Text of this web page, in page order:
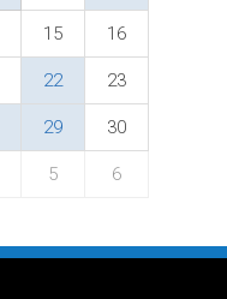
15 16
22 23
29 30
5 6